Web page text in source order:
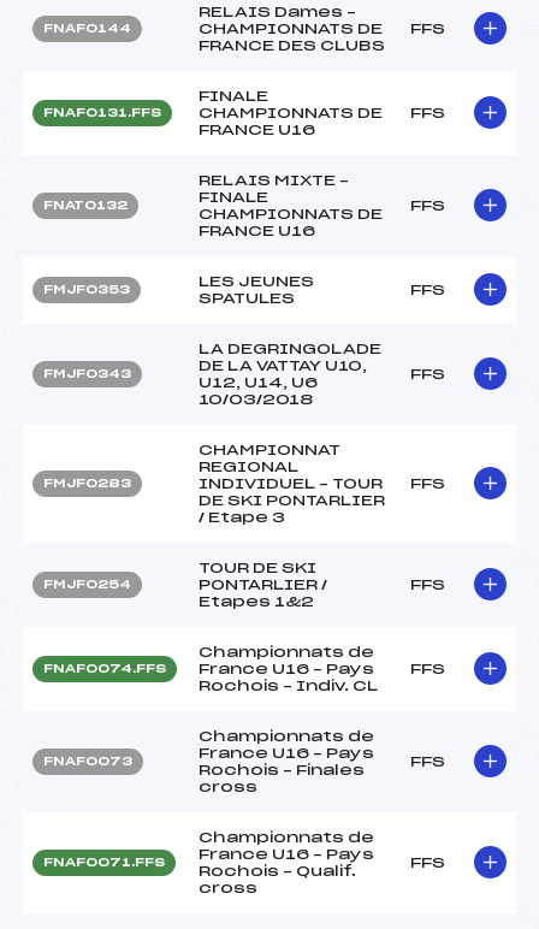
FNAF0144
RELAIS Dames –
CHAMPIONNATS DE
FRANCE DES CLUBS
FFS
FNAF0131.FFS
FINALE
CHAMPIONNATS DE
FRANCE U16
FFS
FNAT0132
RELAIS MIXTE –
FINALE
CHAMPIONNATS DE
FRANCE U16
FFS
FMJF0353
LES JEUNES
SPATULES
FFS
FMJF0343
LA DEGRINGOLADE
DE LA VATTAY U10,
U12, U14, U6
10/03/2018
FFS
FMJF0283
CHAMPIONNAT
REGIONAL
INDIVIDUEL – TOUR
DE SKI PONTARLIER
/ Etape 3
FFS
FMJF0254
TOUR DE SKI
PONTARLIER /
Etapes 1&2
FFS
FNAF0074.FFS
Championnats de
France U16 – Pays
Rochois – Indiv. CL
FFS
FNAF0073
Championnats de
France U16 – Pays
Rochois – Finales
cross
FFS
FNAF0071.FFS
Championnats de
France U16 – Pays
Rochois – Qualif.
cross
FFS